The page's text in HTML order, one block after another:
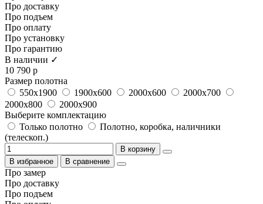
Про доставку
Про подъем
Про оплату
Про установку
Про гарантию
В наличии ✓
10 790 р
Размер полотна
550x1900
1900x600 2000x600
2000x700
2000x800
2000x900
Выберите комплектацию
Только полотно
Полотно, коробка, наличники
(телескоп.)
В корзину
В избранное
В сравнение
Про замер
Про доставку
Про подъем